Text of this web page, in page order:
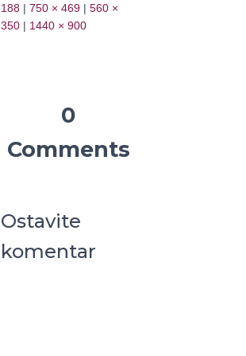
188 | 750 × 469 | 560 ×
350 | 1440 × 900
0
Comments
Ostavite
komentar